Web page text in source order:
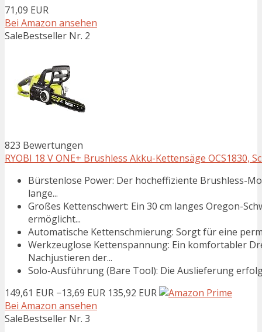
71,09 EUR
Bei Amazon ansehen
SaleBestseller Nr. 2
823 Bewertungen
RYOBI 18 V ONE+ Brushless Akku-Kettensäge OCS1830,
Bürstenlose Power: Der hocheffiziente Brushless-
lange...
Großes Kettenschwert: Ein 30 cm langes Oregon-
ermöglicht...
Automatische Kettenschmierung: Sorgt für eine
Werkzeuglose Kettenspannung: Ein komfortabler
Nachjustieren der...
Solo-Ausführung (Bare Tool): Die Auslieferung
149,61 EUR −13,69 EUR 135,92 EUR
Bei Amazon ansehen
SaleBestseller Nr. 3